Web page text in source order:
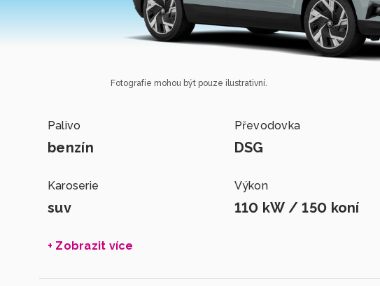
Fotografie mohou být pouze ilustrativní.
Palivo
benzín
Převodovka
DSG
Karoserie
suv
Výkon
110 kW / 150 koní
+ Zobrazit více